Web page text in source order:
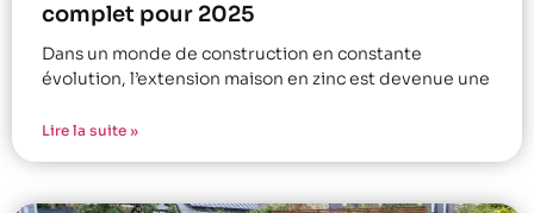
complet pour 2025
Dans un monde de construction en constante
évolution, l’extension maison en zinc est devenue une
Lire la suite »